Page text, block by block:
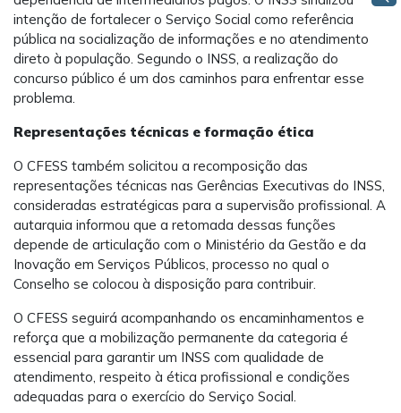
intenção de fortalecer o Serviço Social como referência
pública na socialização de informações e no atendimento
direto à população. Segundo o INSS, a realização do
concurso público é um dos caminhos para enfrentar esse
problema.
Representações técnicas e formação ética
O CFESS também solicitou a recomposição das
representações técnicas nas Gerências Executivas do INSS,
consideradas estratégicas para a supervisão profissional. A
autarquia informou que a retomada dessas funções
depende de articulação com o Ministério da Gestão e da
Inovação em Serviços Públicos, processo no qual o
Conselho se colocou à disposição para contribuir.
O CFESS seguirá acompanhando os encaminhamentos e
reforça que a mobilização permanente da categoria é
essencial para garantir um INSS com qualidade de
atendimento, respeito à ética profissional e condições
adequadas para o exercício do Serviço Social.